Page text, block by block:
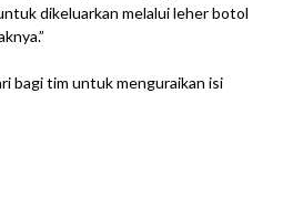
dikeluarkan melalui leher botol
bagi tim untuk menguraikan isi